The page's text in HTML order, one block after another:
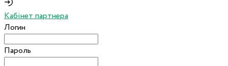
Кабінет партнера
Логин
Пароль